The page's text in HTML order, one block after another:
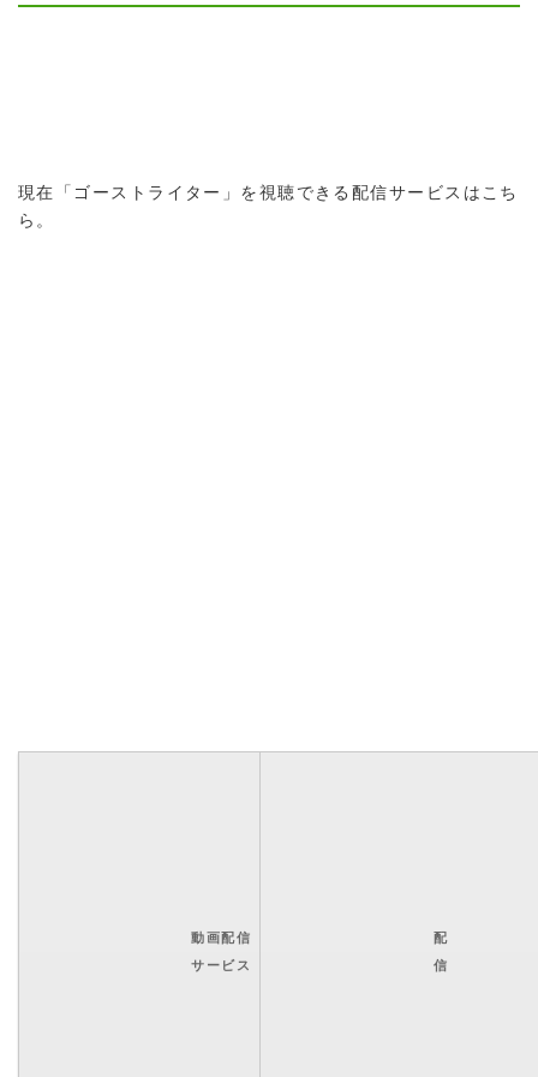
現在「ゴーストライター」を視聴できる配信サービスはこち
ら。
動画配信
サービス
配
信